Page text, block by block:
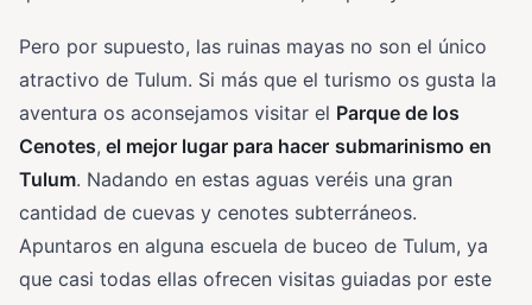
Pero por supuesto, las ruinas mayas no son el único
atractivo de Tulum. Si más que el turismo os gusta la
aventura os aconsejamos visitar el Parque de los
Cenotes, el mejor lugar para hacer submarinismo en
Tulum. Nadando en estas aguas veréis una gran
cantidad de cuevas y cenotes subterráneos.
Apuntaros en alguna escuela de buceo de Tulum, ya
que casi todas ellas ofrecen visitas guiadas por este